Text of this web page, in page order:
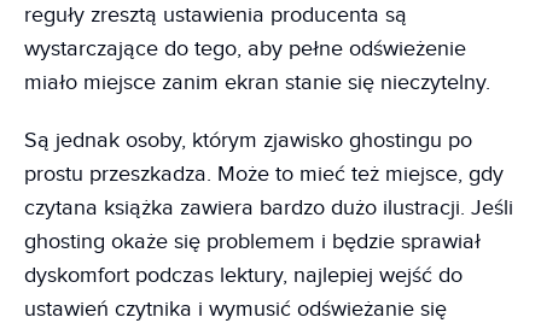
reguły zresztą ustawienia producenta są
wystarczające do tego, aby pełne odświeżenie
miało miejsce zanim ekran stanie się nieczytelny.
Są jednak osoby, którym zjawisko ghostingu po
prostu przeszkadza. Może to mieć też miejsce, gdy
czytana książka zawiera bardzo dużo ilustracji. Jeśli
ghosting okaże się problemem i będzie sprawiał
dyskomfort podczas lektury, najlepiej wejść do
ustawień czytnika i wymusić odświeżanie się